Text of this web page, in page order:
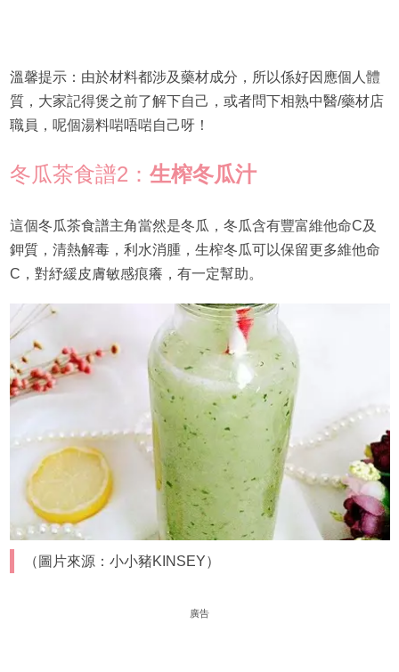
溫馨提示：由於材料都涉及藥材成分，所以係好因應個人體
質，大家記得煲之前了解下自己，或者問下相熟中醫/藥材店
職員，呢個湯料啱唔啱自己呀！
冬瓜茶食譜2： 生榨冬瓜汁
這個冬瓜茶食譜主角當然是冬瓜，冬瓜含有豐富維他命C及
鉀質，清熱解毒，利水消腫，生榨冬瓜可以保留更多維他命
C，對紓緩皮膚敏感痕癢，有一定幫助。
（圖片來源：小小豬KINSEY）
廣告